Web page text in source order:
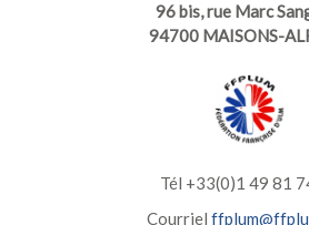
96 bis, rue Marc
94700 MAISONS-
Tél +33(0)1 49 81
Courriel